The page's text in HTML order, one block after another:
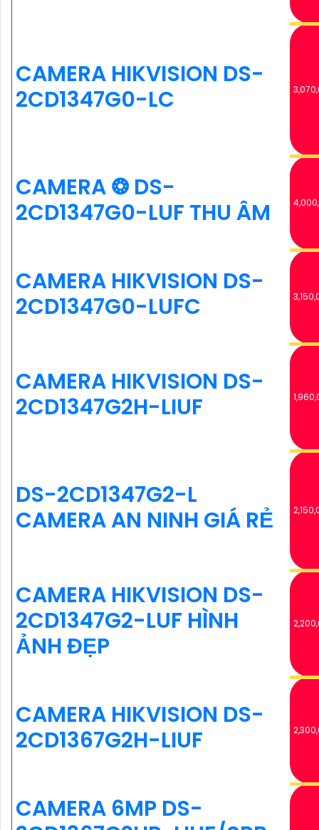
CAMERA HIKVISION DS-
2CD1347G0-LC
CAMERA ❂ DS-
2CD1347G0-LUF THU ÂM
CAMERA HIKVISION DS-
2CD1347G0-LUFC
CAMERA HIKVISION DS-
2CD1347G2H-LIUF
DS-2CD1347G2-L
CAMERA AN NINH GIÁ RẺ
CAMERA HIKVISION DS-
2CD1347G2-LUF HÌNH
ẢNH ĐẸP
CAMERA HIKVISION DS-
2CD1367G2H-LIUF
CAMERA 6MP DS-